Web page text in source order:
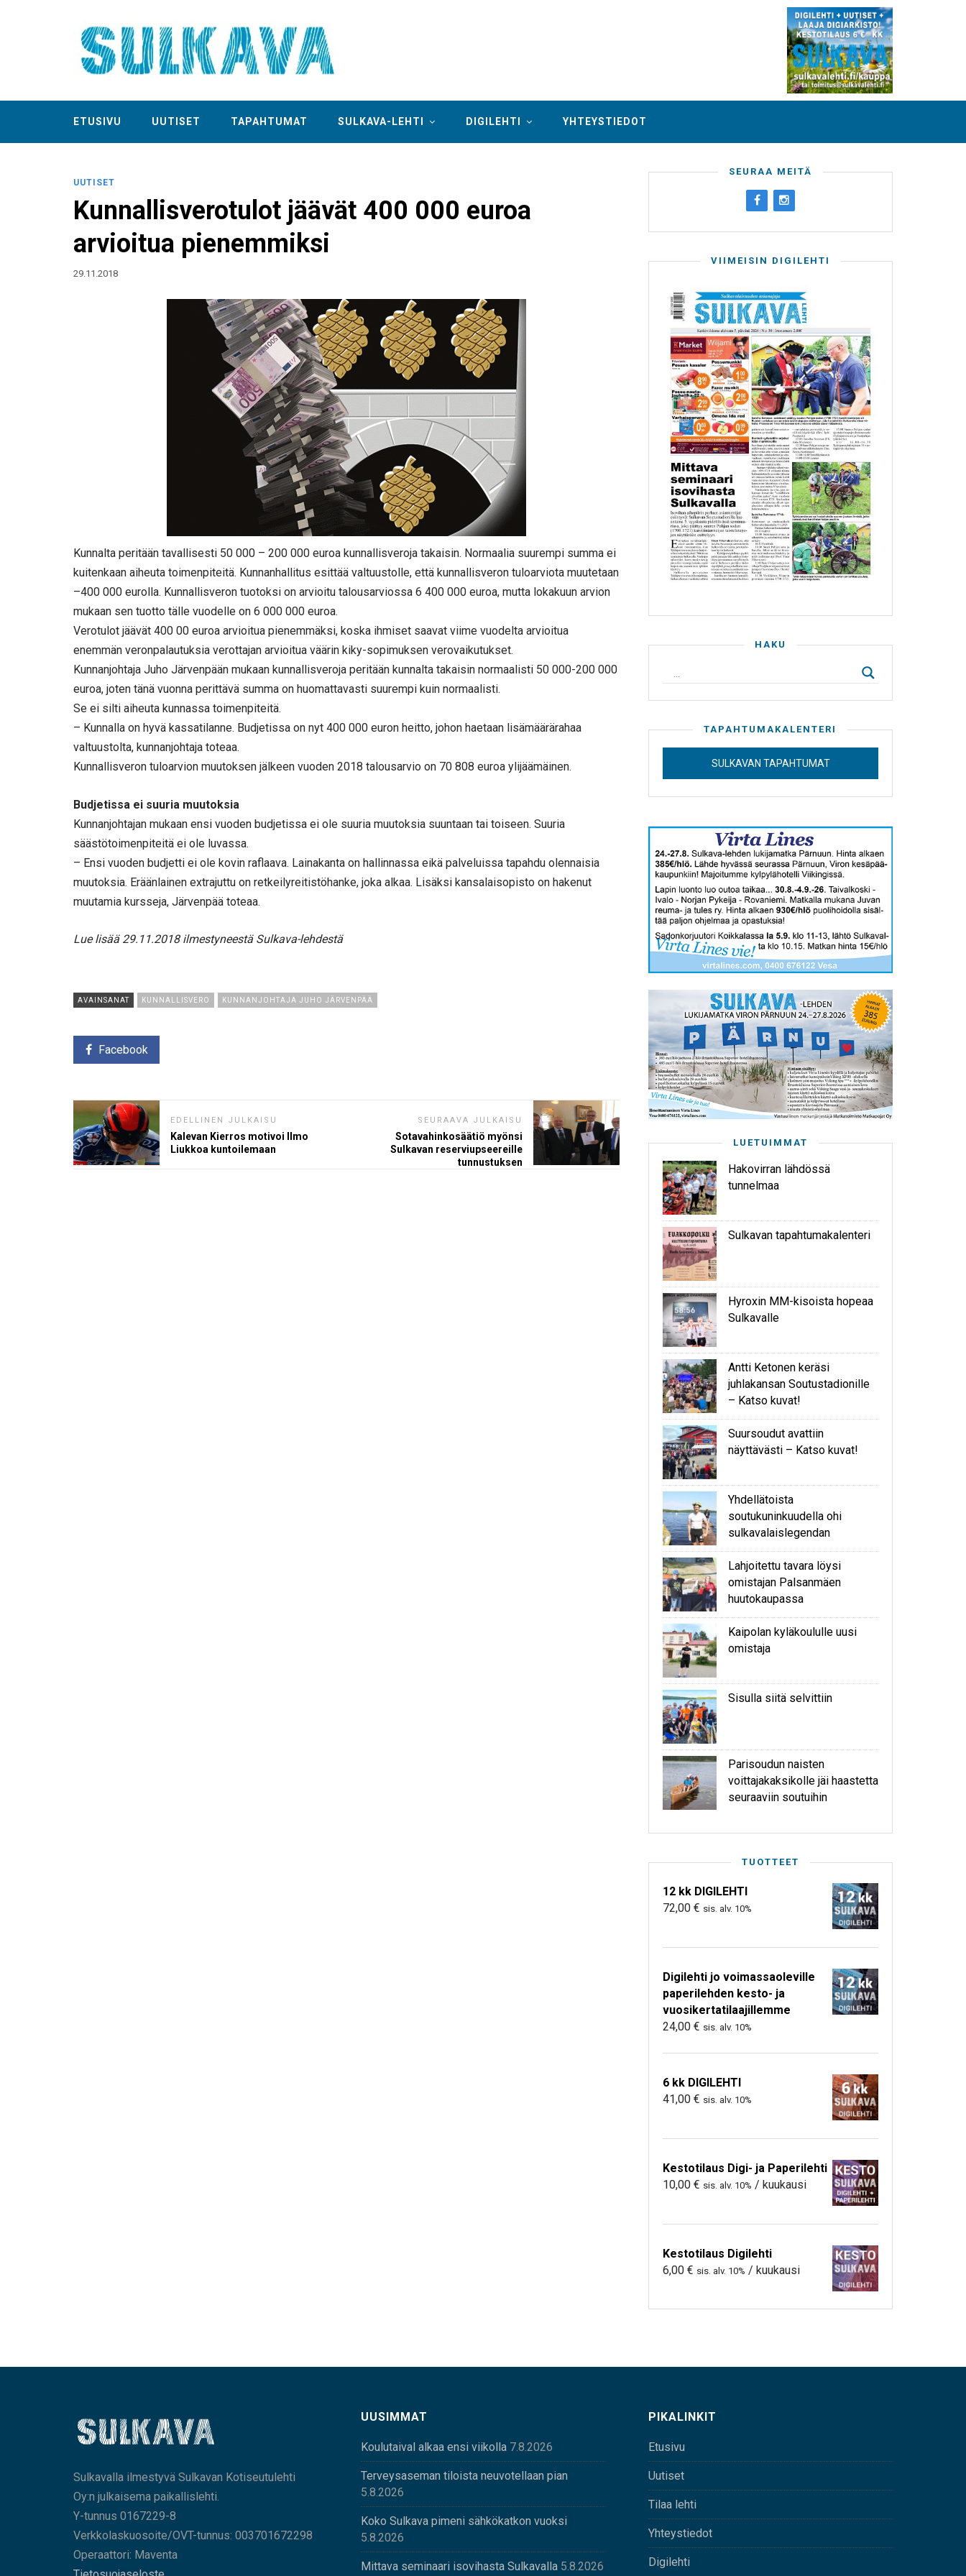
ETUSIVU UUTISET TAPAHTUMAT SULKAVA-LEHTI DIGILEHTI YHTEYSTIEDOT
UUTISET
Kunnallisverotulot jäävät 400 000 euroa
arvioitua pienemmiksi
29.11.2018
Kunnalta peritään tavallisesti 50 000 – 200 000 euroa kunnallisveroja takaisin. Normaalia suurempi summa ei
kuitenkaan aiheuta toimenpiteitä. Kunnanhallitus esittää valtuustolle, että kunnallisveron tuloarviota muutetaan
–400 000 eurolla. Kunnallisveron tuotoksi on arvioitu talousarviossa 6 400 000 euroa, mutta lokakuun arvion
mukaan sen tuotto tälle vuodelle on 6 000 000 euroa.
Verotulot jäävät 400 00 euroa arvioitua pienemmäksi, koska ihmiset saavat viime vuodelta arvioitua
enemmän veronpalautuksia verottajan arvioitua väärin kiky-sopimuksen verovaikutukset.
Kunnanjohtaja Juho Järvenpään mukaan kunnallisveroja peritään kunnalta takaisin normaalisti 50 000-200 000
euroa, joten tänä vuonna perittävä summa on huomattavasti suurempi kuin normaalisti.
Se ei silti aiheuta kunnassa toimenpiteitä.
– Kunnalla on hyvä kassatilanne. Budjetissa on nyt 400 000 euron heitto, johon haetaan lisämäärärahaa
valtuustolta, kunnanjohtaja toteaa.
Kunnallisveron tuloarvion muutoksen jälkeen vuoden 2018 talousarvio on 70 808 euroa ylijäämäinen.
Budjetissa ei suuria muutoksia
Kunnanjohtajan mukaan ensi vuoden budjetissa ei ole suuria muutoksia suuntaan tai toiseen. Suuria
säästötoimenpiteitä ei ole luvassa.
– Ensi vuoden budjetti ei ole kovin raflaava. Lainakanta on hallinnassa eikä palveluissa tapahdu olennaisia
muutoksia. Eräänlainen extrajuttu on retkeilyreitistöhanke, joka alkaa. Lisäksi kansalaisopisto on hakenut
muutamia kursseja, Järvenpää toteaa.
Lue lisää 29.11.2018 ilmestyneestä Sulkava-lehdestä
AVAINSANAT KUNNALLISVERO KUNNANJOHTAJA JUHO JÄRVENPÄÄ
Facebook
EDELLINEN JULKAISU
Kalevan Kierros motivoi Ilmo
Liukkoa kuntoilemaan
SEURAAVA JULKAISU
Sotavahinkosäätiö myönsi
Sulkavan reserviupseereille
tunnustuksen
SEURAA MEITÄ
VIIMEISIN DIGILEHTI
HAKU
TAPAHTUMAKALENTERI
SULKAVAN TAPAHTUMAT
LUETUIMMAT
Hakovirran lähdössä
tunnelmaa
Sulkavan tapahtumakalenteri
Hyroxin MM-kisoista hopeaa
Sulkavalle
Antti Ketonen keräsi
juhlakansan Soutustadionille
– Katso kuvat!
Suursoudut avattiin
näyttävästi – Katso kuvat!
Yhdellätoista
soutukuninkuudella ohi
sulkavalaislegendan
Lahjoitettu tavara löysi
omistajan Palsanmäen
huutokaupassa
Kaipolan kyläkoululle uusi
omistaja
Sisulla siitä selvittiin
Parisoudun naisten
voittajakaksikolle jäi haastetta
seuraaviin soutuihin
TUOTTEET
12 kk DIGILEHTI
72,00 € sis. alv. 10%
Digilehti jo voimassaoleville
paperilehden kesto- ja
vuosikertatilaajillemme
24,00 € sis. alv. 10%
6 kk DIGILEHTI
41,00 € sis. alv. 10%
Kestotilaus Digi- ja Paperilehti
10,00 € sis. alv. 10% / kuukausi
Kestotilaus Digilehti
6,00 € sis. alv. 10% / kuukausi
Sulkavalla ilmestyvä Sulkavan Kotiseutulehti
Oy:n julkaisema paikallislehti.
Y-tunnus 0167229-8
Verkkolaskuosoite/OVT-tunnus: 003701672298
Operaattori: Maventa
UUSIMMAT
Koulutaival alkaa ensi viikolla 7.8.2026
Terveysaseman tiloista neuvotellaan pian
5.8.2026
Koko Sulkava pimeni sähkökatkon vuoksi
5.8.2026
Mittava seminaari isovihasta Sulkavalla 5.8.2026
PIKALINKIT
Etusivu
Uutiset
Tilaa lehti
Yhteystiedot
Digilehti